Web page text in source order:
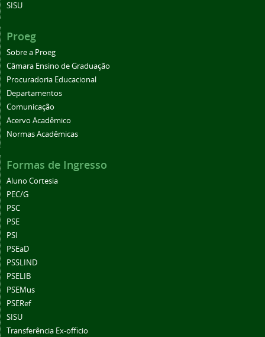
SISU
Proeg
Sobre a Proeg
Câmara Ensino de Graduação
Procuradoria Educacional
Departamentos
Comunicação
Acervo Acadêmico
Normas Acadêmicas
Formas de Ingresso
Aluno Cortesia
PEC/G
PSC
PSE
PSI
PSEaD
PSSLIND
PSELIB
PSEMus
PSERef
SISU
Transferência Ex-officio